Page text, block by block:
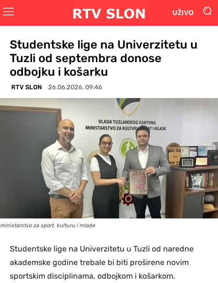
UŽIVO
Studentske lige na Univerzitetu u
Tuzli od septembra donose
odbojku i košarku
RTV SLON 26.06.2026. 09:46
ministarstvo za sport, kulturu i mlade
Studentske lige na Univerzitetu u Tuzli od naredne
akademske godine trebale bi biti proširene novim
sportskim disciplinama, odbojkom i košarkom.